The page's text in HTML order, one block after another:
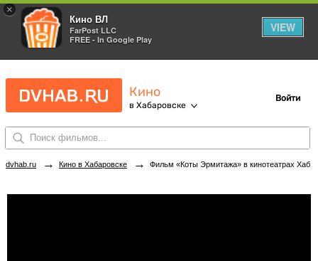
×
Кино ВЛ
FarPost LLC
FREE - In Google Play
VIEW
Кино
в Хабаровске
Войти
dvhab.ru → Кино в Хабаровске → Фильм «Коты Эрмитажа» в кинотеатрах Хабаровска. Купить билеты!